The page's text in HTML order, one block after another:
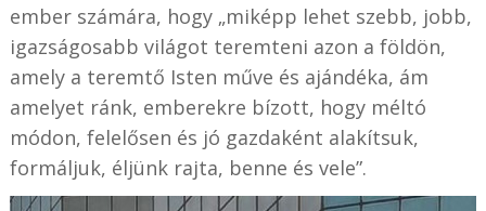
ember számára, hogy „miképp lehet szebb, jobb,
igazságosabb világot teremteni azon a földön,
amely a teremtő Isten műve és ajándéka, ám
amelyet ránk, emberekre bízott, hogy méltó
módon, felelősen és jó gazdaként alakítsuk,
formáljuk, éljünk rajta, benne és vele”.